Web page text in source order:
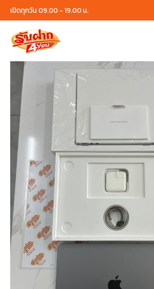
Skip
to
content
เปิดทุกวัน 09.00 - 19.00 น.